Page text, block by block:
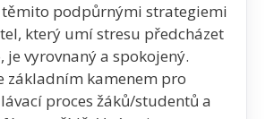
těmito podpůrnými strategiemi
který umí stresu předcházet
je vyrovnaný a spokojený.
základním kamenem pro
proces žáků/studentů a